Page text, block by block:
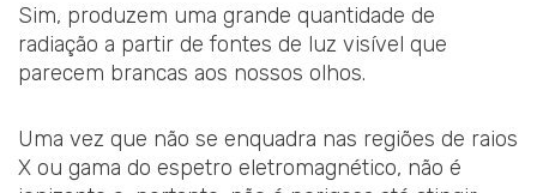
Sim, produzem uma grande quantidade de
radiação a partir de fontes de luz visível que
parecem brancas aos nossos olhos.
Uma vez que não se enquadra nas regiões de raios
X ou gama do espetro eletromagnético, não é